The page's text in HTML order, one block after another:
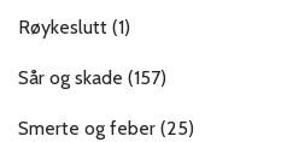
Røykeslutt (1)
Sår og skade (157)
Smerte og feber (25)